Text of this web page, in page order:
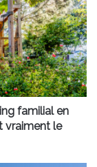
familial en
vraiment le